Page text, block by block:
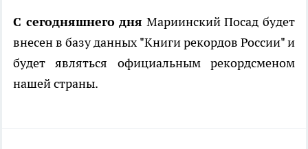
С сегодняшнего дня Мариинский Посад будет
внесен в базу данных "Книги рекордов России" и
будет являться официальным рекордсменом
нашей страны.